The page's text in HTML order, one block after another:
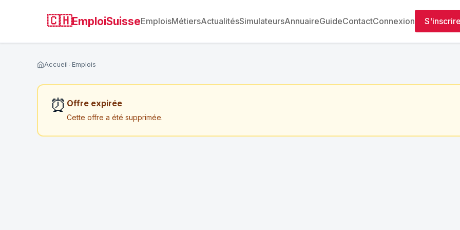
🇨🇭EmploiSuisseEmploisMétiersActualitésSimulateursAnnuaireGuideContactConnexion
Accueil Emplois
⏰ Offre expirée
Cette offre a été supprimée.